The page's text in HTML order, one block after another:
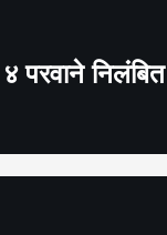
परवाने निलंबित